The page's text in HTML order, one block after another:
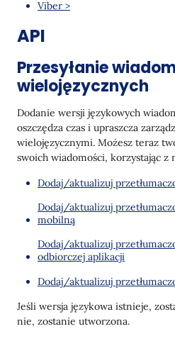
Viber >
API
Przesyłanie
wielojęzycznych
Dodanie wersji językowych
oszczędza czas i upraszcza
wielojęzycznymi. Możesz teraz
swoich wiadomości, korzystając z
Dodaj/aktualizuj
Dodaj/aktualizuj
mobilną
Dodaj/aktualizuj
odbiorczej aplikacji
Dodaj/aktualizuj
Jeśli wersja językowa istnieje,
nie, zostanie utworzona.